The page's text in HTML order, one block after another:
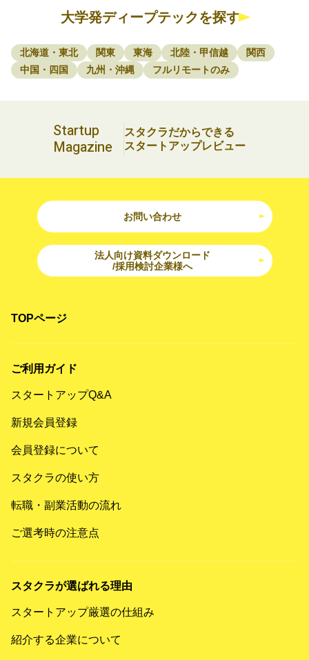
大学発ディープテックを探す
北海道・東北 関東 東海 北陸・甲信越
関西
中国・四国
九州・沖縄 フルリモートのみ
Startup
Magazine
スタクラだからできる
スタートアップレビュー
お問い合わせ
法人向け資料ダウンロード
/採用検討企業様へ
TOPページ
ご利用ガイド
スタートアップQ&A
新規会員登録
会員登録について
スタクラの使い方
転職・副業活動の流れ
ご選考時の注意点
スタクラが選ばれる理由
スタートアップ厳選の仕組み
紹介する企業について